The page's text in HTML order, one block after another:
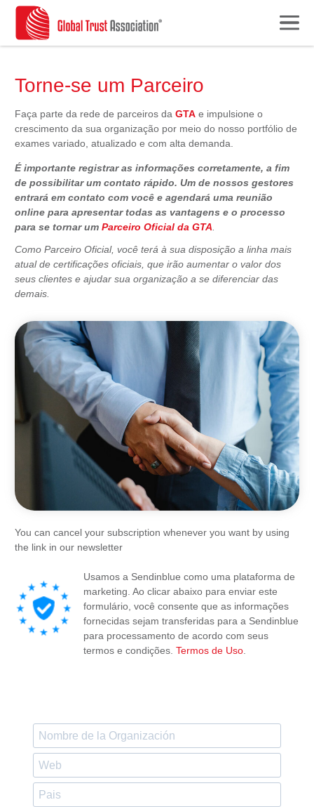
Torne-se um Parceiro
Faça parte da rede de parceiros da GTA e impulsione o
crescimento da sua organização por meio do nosso portfólio de
exames variado, atualizado e com alta demanda.
É importante registrar as informações corretamente, a fim
de possibilitar um contato rápido. Um de nossos gestores
entrará em contato com você e agendará uma reunião
online para apresentar todas as vantagens e o processo
para se tornar um Parceiro Oficial da GTA
Como Parceiro Oficial, você terá à sua disposição a linha mais
atual de certificações oficiais, que irão aumentar o valor dos
seus clientes e ajudar sua organização a se diferenciar das
demais.
You can cancel your subscription whenever you want by using
the link in our newsletter
Usamos a Sendinblue como uma plataforma de
marketing. Ao clicar abaixo para enviar este
formulário, você consente que as informações
fornecidas sejam transferidas para a Sendinblue
para processamento de acordo com seus
termos e condições. Termos de Uso